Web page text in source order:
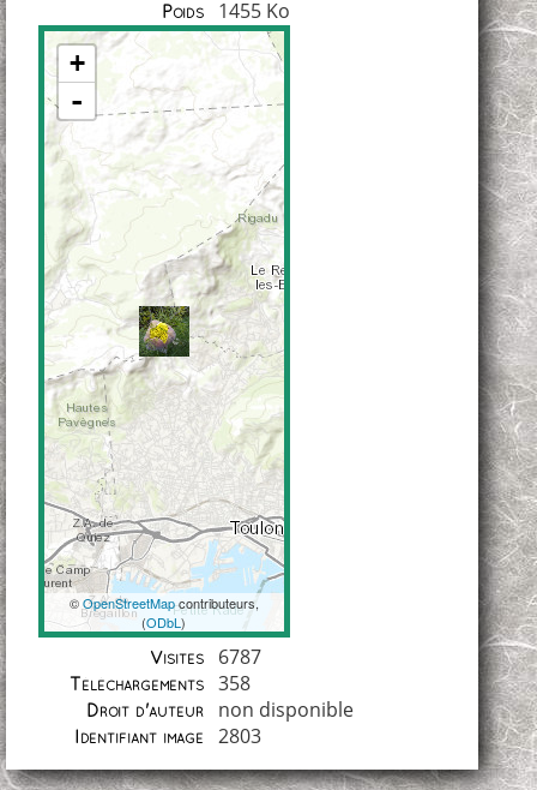
Poids 1455 Ko
Coordonnées
+
-
©OpenStreetMapcontributeurs,
(ODbL)
Visites 6787
Téléchargements 358
Droit d'auteur non disponible
Identifiant image 2803